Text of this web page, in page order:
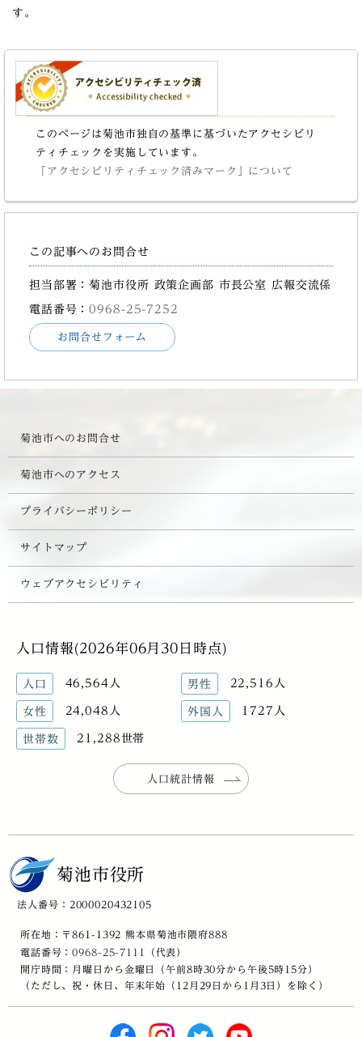
す。
このページは菊池市独自の基準に基づいたアクセシビリ
ティチェックを実施しています。
「アクセシビリティチェック済みマーク」について
この記事へのお問合せ
担当部署：菊池市役所 政策企画部 市長公室 広報交流係
電話番号：0968-25-7252
お問合せフォーム
菊池市へのお問合せ
菊池市へのアクセス
プライバシーポリシー
サイトマップ
ウェブアクセシビリティ
人口情報(2026年06月30日時点)
人口 46,564人 男性 22,516人
女性 24,048人 外国人 1727人
世帯数 21,288世帯
人口統計情報
菊池市役所
法人番号：2000020432105
所在地：〒861-1392 熊本県菊池市隈府888
電話番号：0968-25-7111
（代表）
開庁時間：月曜日から金曜日（午前8時30分から午後5時15分）
（ただし、祝・休日、年末年始（12月29日から1月3日）を除く）